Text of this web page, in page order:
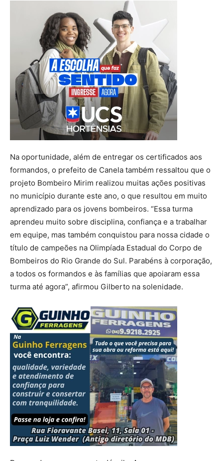
Na oportunidade, além de entregar os certificados aos
formandos, o prefeito de Canela também ressaltou que o
projeto Bombeiro Mirim realizou muitas ações positivas
no município durante este ano, o que resultou em muito
aprendizado para os jovens bombeiros. “Essa turma
aprendeu muito sobre disciplina, confiança e a trabalhar
em equipe, mas também conquistou para nossa cidade o
título de campeões na Olimpíada Estadual do Corpo de
Bombeiros do Rio Grande do Sul. Parabéns à corporação,
a todos os formandos e às famílias que apoiaram essa
turma até agora”, afirmou Gilberto na solenidade.